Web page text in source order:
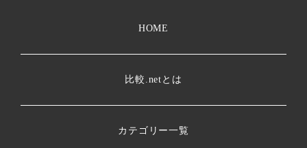
HOME
比較.netとは
カテゴリー一覧